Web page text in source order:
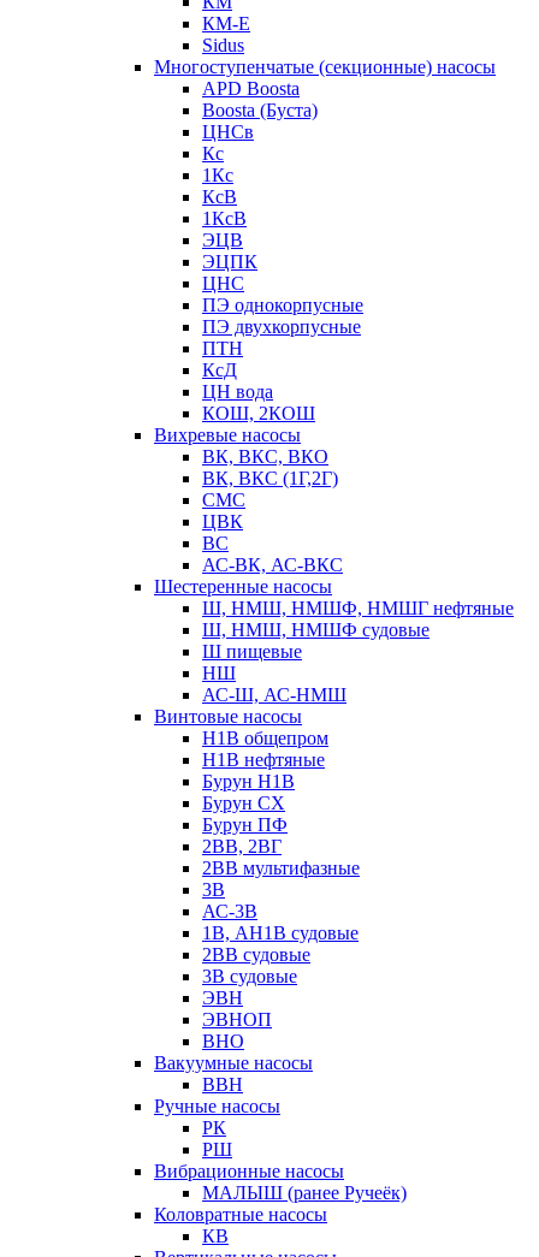
КМ-Е
Sidus
Многоступенчатые (секционные) насосы
APD Boosta
Boosta (Буста)
ЦНСв
Кс
1Кс
КсВ
1КсВ
ЭЦВ
ЭЦПК
ЦНС
ПЭ однокорпусные
ПЭ двухкорпусные
ПТН
КсД
ЦН вода
КОШ, 2КОШ
Вихревые насосы
ВК, ВКС, ВКО
ВК, ВКС (1Г,2Г)
СМС
ЦВК
ВС
АС-ВК, АС-ВКС
Шестеренные насосы
Ш, НМШ, НМШФ, НМШГ нефтяные
Ш, НМШ, НМШФ судовые
Ш пищевые
НШ
АС-Ш, АС-НМШ
Винтовые насосы
Н1В общепром
Н1В нефтяные
Бурун Н1В
Бурун СХ
Бурун ПФ
2ВВ, 2ВГ
2ВВ мультифазные
3В
АС-3В
1В, АН1В судовые
2ВВ судовые
3В судовые
ЭВН
ЭВНОП
ВНО
Вакуумные насосы
ВВН
Ручные насосы
РК
РШ
Вибрационные насосы
МАЛЫШ (ранее Ручеёк)
Коловратные насосы
КВ